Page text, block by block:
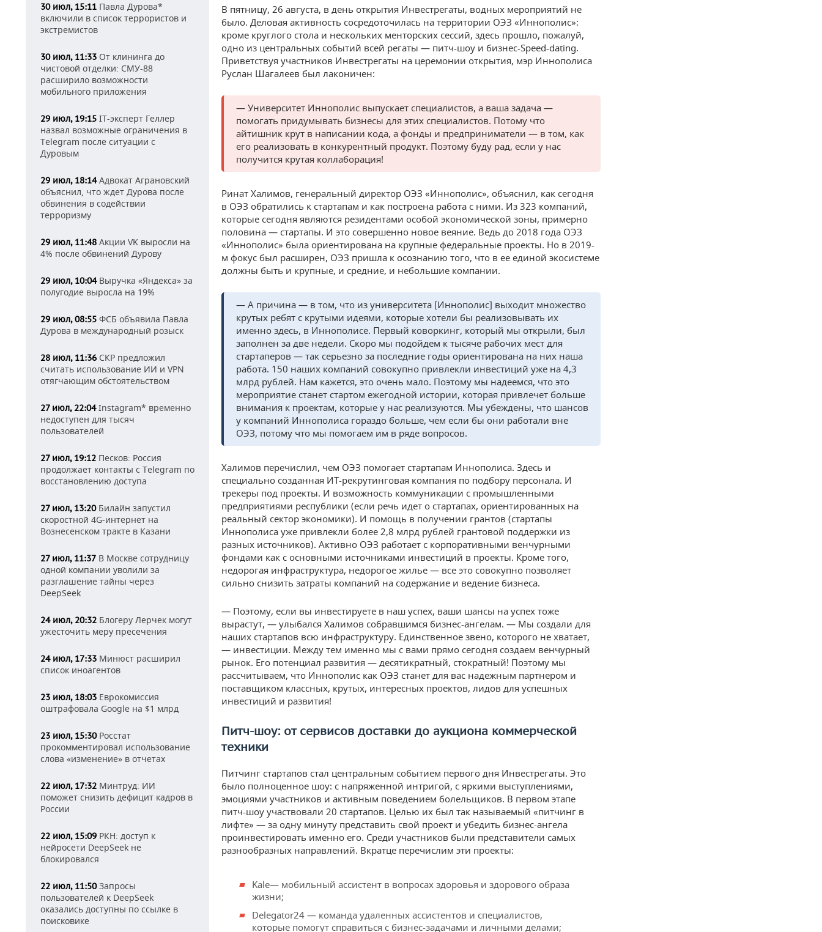
30 июл, 15:11 Павла Дурова*
включили в список террористов и
экстремистов
30 июл, 11:33 От клининга до
чистовой отделки: СМУ-88
расширило возможности
мобильного приложения
29 июл, 19:15 IT-эксперт Геллер
назвал возможные ограничения в
Telegram после ситуации с
Дуровым
29 июл, 18:14Адвокат Аграновский
объяснил, что ждет Дурова после
обвинения в содействии
терроризму
29 июл, 11:48 Акции VK выросли на
4% после обвинений Дурову
29 июл, 10:04Выручка «Яндекса» за
полугодие выросла на 19%
29 июл, 08:55 ФСБ объявила Павла
Дурова в международный розыск
28 июл, 11:36 СКР предложил
считать использование ИИ и VPN
отягчающим обстоятельством
27 июл, 22:04Instagram* временно
недоступен для тысяч
пользователей
27 июл, 19:12 Песков: Россия
продолжает контакты с Telegram по
восстановлению доступа
27 июл, 13:20Билайн запустил
скоростной 4G-интернет на
Вознесенском тракте в Казани
27 июл, 11:37 В Москве сотрудницу
одной компании уволили за
разглашение тайны через
DeepSeek
24 июл, 20:32 Блогеру Лерчек могут
ужесточить меру пресечения
24 июл, 17:33 Минюст расширил
список иноагентов
23 июл, 18:03 Еврокомиссия
оштрафовала Google на $1 млрд
23 июл, 15:30Росстат
прокомментировал использование
слова «изменение» в отчетах
22 июл, 17:32 Минтруд: ИИ
поможет снизить дефицит кадров в
России
22 июл, 15:09 РКН: доступ к
нейросети DeepSeek не
блокировался
22 июл, 11:50Запросы
пользователей к DeepSeek
оказались доступны по ссылке в
поисковике
В пятницу, 26 августа, в день открытия Инвестрегаты, водных мероприятий не
было. Деловая активность сосредоточилась на территории ОЭЗ «Иннополис»:
кроме круглого стола и нескольких менторских сессий, здесь прошло, пожалуй,
одно из центральных событий всей регаты — питч-шоу и бизнес-Speed-dating.
Приветствуя участников Инвестрегаты на церемонии открытия, мэр Иннополиса
Руслан Шагалеев был лаконичен:
— Университет Иннополис выпускает специалистов, а ваша задача —
помогать придумывать бизнесы для этих специалистов. Потому что
айтишник крут в написании кода, а фонды и предприниматели — в том, как
его реализовать в конкурентный продукт. Поэтому буду рад, если у нас
получится крутая коллаборация!
Ринат Халимов, генеральный директор ОЭЗ «Иннополис», объяснил, как сегодня
в ОЭЗ обратились к стартапам и как построена работа с ними. Из 323 компаний,
которые сегодня являются резидентами особой экономической зоны, примерно
половина — стартапы. И это совершенно новое веяние. Ведь до 2018 года ОЭЗ
«Иннополис» была ориентирована на крупные федеральные проекты. Но в 2019-
м фокус был расширен, ОЭЗ пришла к осознанию того, что в ее единой экосистеме
должны быть и крупные, и средние, и небольшие компании.
— А причина — в том, что из университета [Иннополис] выходит множество
крутых ребят с крутыми идеями, которые хотели бы реализовывать их
именно здесь, в Иннополисе. Первый коворкинг, который мы открыли, был
заполнен за две недели. Скоро мы подойдем к тысяче рабочих мест для
стартаперов — так серьезно за последние годы ориентирована на них наша
работа. 150 наших компаний совокупно привлекли инвестиций уже на 4,3
млрд рублей. Нам кажется, это очень мало. Поэтому мы надеемся, что это
мероприятие станет стартом ежегодной истории, которая привлечет больше
внимания к проектам, которые у нас реализуются. Мы убеждены, что шансов
у компаний Иннополиса гораздо больше, чем если бы они работали вне
ОЭЗ, потому что мы помогаем им в ряде вопросов.
Халимов перечислил, чем ОЭЗ помогает стартапам Иннополиса. Здесь и
специально созданная ИТ-рекрутинговая компания по подбору персонала. И
трекеры под проекты. И возможность коммуникации с промышленными
предприятиями республики (если речь идет о стартапах, ориентированных на
реальный сектор экономики). И помощь в получении грантов (стартапы
Иннополиса уже привлекли более 2,8 млрд рублей грантовой поддержки из
разных источников). Активно ОЭЗ работает с корпоративными венчурными
фондами как с основными источниками инвестиций в проекты. Кроме того,
недорогая инфраструктура, недорогое жилье — все это совокупно позволяет
сильно снизить затраты компаний на содержание и ведение бизнеса.
— Поэтому, если вы инвестируете в наш успех, ваши шансы на успех тоже
вырастут, — улыбался Халимов собравшимся бизнес-ангелам. — Мы создали для
наших стартапов всю инфраструктуру. Единственное звено, которого не хватает,
— инвестиции. Между тем именно мы с вами прямо сегодня создаем венчурный
рынок. Его потенциал развития — десятикратный, стократный! Поэтому мы
рассчитываем, что Иннополис как ОЭЗ станет для вас надежным партнером и
поставщиком классных, крутых, интересных проектов, лидов для успешных
инвестиций и развития!
Питч-шоу: от сервисов доставки до аукциона коммерческой
техники
Питчинг стартапов стал центральным событием первого дня Инвестрегаты. Это
было полноценное шоу: с напряженной интригой, с яркими выступлениями,
эмоциями участников и активным поведением болельщиков. В первом этапе
питч-шоу участвовали 20 стартапов. Целью их был так называемый «питчинг в
лифте» — за одну минуту представить свой проект и убедить бизнес-ангела
проинвестировать именно его. Среди участников были представители самых
разнообразных направлений. Вкратце перечислим эти проекты:
Kale— мобильный ассистент в вопросах здоровья и здорового образа
жизни;
Delegator24 — команда удаленных ассистентов и специалистов,
которые помогут справиться с бизнес-задачами и личными делами;